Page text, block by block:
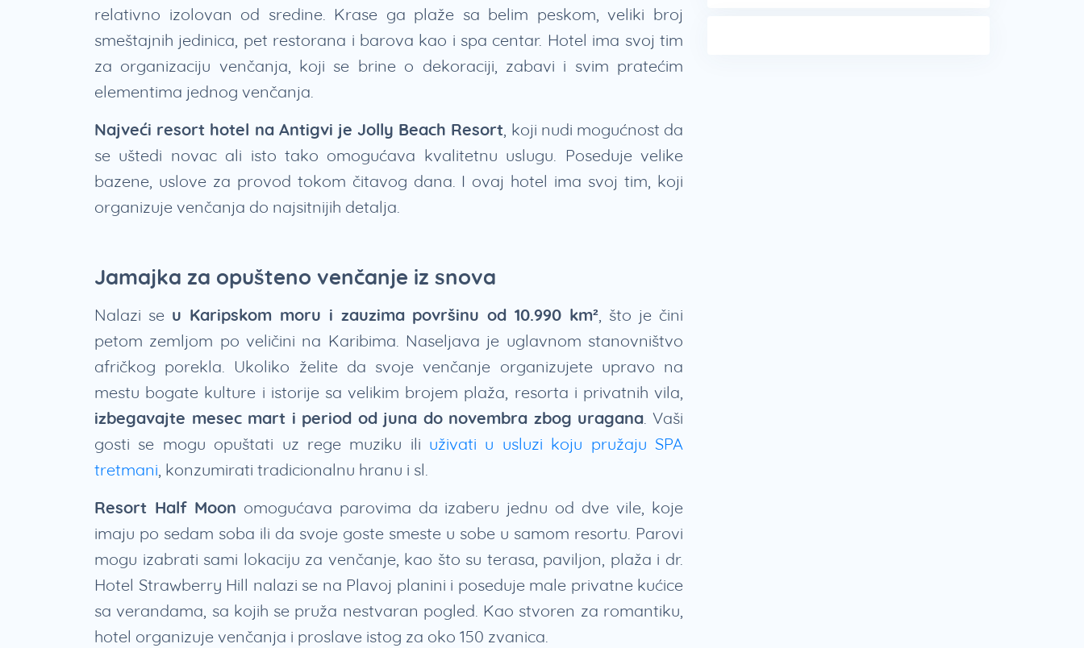
relativno izolovan od sredine. Krase ga plaže sa belim peskom, veliki broj
smeštajnih jedinica, pet restorana i barova kao i spa centar. Hotel ima svoj tim
za organizaciju venčanja, koji se brine o dekoraciji, zabavi i svim pratećim
elementima jednog venčanja.
Najveći resort hotel na Antigvi je Jolly Beach Resort, koji nudi mogućnost da
se uštedi novac ali isto tako omogućava kvalitetnu uslugu. Poseduje velike
bazene, uslove za provod tokom čitavog dana. I ovaj hotel ima svoj tim, koji
organizuje venčanja do najsitnijih detalja.
Jamajka za opušteno venčanje iz snova
Nalazi se u Karipskom moru i zauzima površinu od 10.990 km², što je čini
petom zemljom po veličini na Karibima. Naseljava je uglavnom stanovništvo
afričkog porekla. Ukoliko želite da svoje venčanje organizujete upravo na
mestu bogate kulture i istorije sa velikim brojem plaža, resorta i privatnih vila,
izbegavajte mesec mart i period od juna do novembra zbog uragana. Vaši
gosti se mogu opuštati uz rege muziku ili uživati u usluzi koju pružaju SPA
tretmani, konzumirati tradicionalnu hranu i sl.
Resort Half Moon omogućava parovima da izaberu jednu od dve vile, koje
imaju po sedam soba ili da svoje goste smeste u sobe u samom resortu. Parovi
mogu izabrati sami lokaciju za venčanje, kao što su terasa, paviljon, plaža i dr.
Hotel Strawberry Hill nalazi se na Plavoj planini i poseduje male privatne kućice
sa verandama, sa kojih se pruža nestvaran pogled. Kao stvoren za romantiku,
hotel organizuje venčanja i proslave istog za oko 150 zvanica.